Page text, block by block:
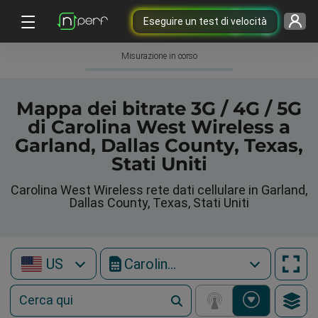
Eseguire un test di velocità
Misurazione in corso
Mappa dei bitrate 3G / 4G / 5G
di Carolina West Wireless a
Garland, Dallas County, Texas,
Stati Uniti
Carolina West Wireless rete dati cellulare in Garland,
Dallas County, Texas, Stati Uniti
US Carolina West Wireless